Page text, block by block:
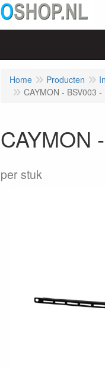
Home Producten
CAYMON - BSV003
CAYMON
per stuk